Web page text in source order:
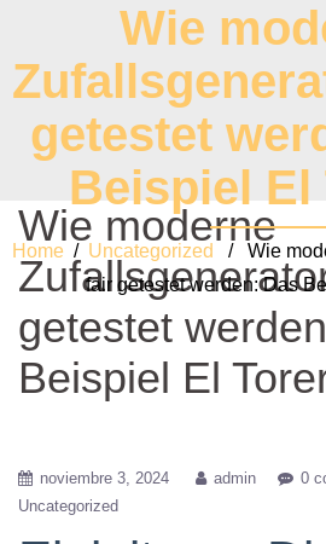
Wie
getestet
Beispiel El
Home / Uncategorized
/ Wie
fair getestet werden: Das
Wie moderne
getestet
Beispiel El
noviembre 3, 2024 admin
0
Uncategorized